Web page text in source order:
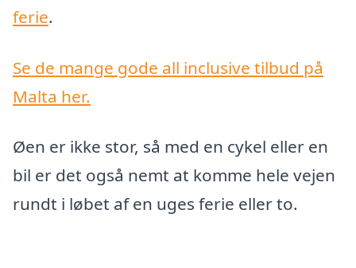
ferie.
Se de mange gode all inclusive tilbud på
Malta her.
Øen er ikke stor, så med en cykel eller en
bil er det også nemt at komme hele vejen
rundt i løbet af en uges ferie eller to.